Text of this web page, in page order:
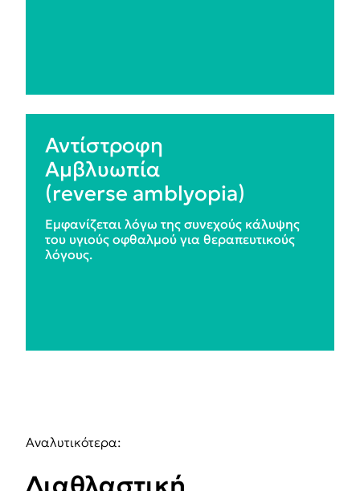
Αντίστροφη
Aμβλυωπία
(reverse amblyopia)
Εμφανίζεται λόγω της συνεχούς κάλυψης
του υγιούς οφθαλμού για θεραπευτικούς
λόγους.
Αναλυτικότερα: